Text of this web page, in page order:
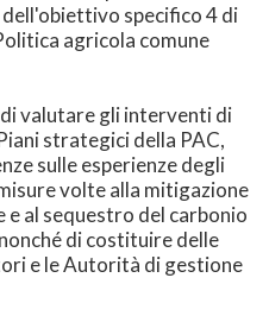
specifico 4 di
agricola comune
valutare gli interventi di
strategici della PAC,
sulle esperienze degli
volte alla mitigazione
e al sequestro del carbonio
di costituire delle
e le Autorità di gestione